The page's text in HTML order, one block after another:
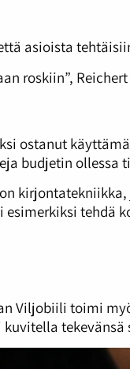
asioista
roskiin”,
ostanut
budjetin ollessa
tehdä
Viljobiili toimi
tekevänsä